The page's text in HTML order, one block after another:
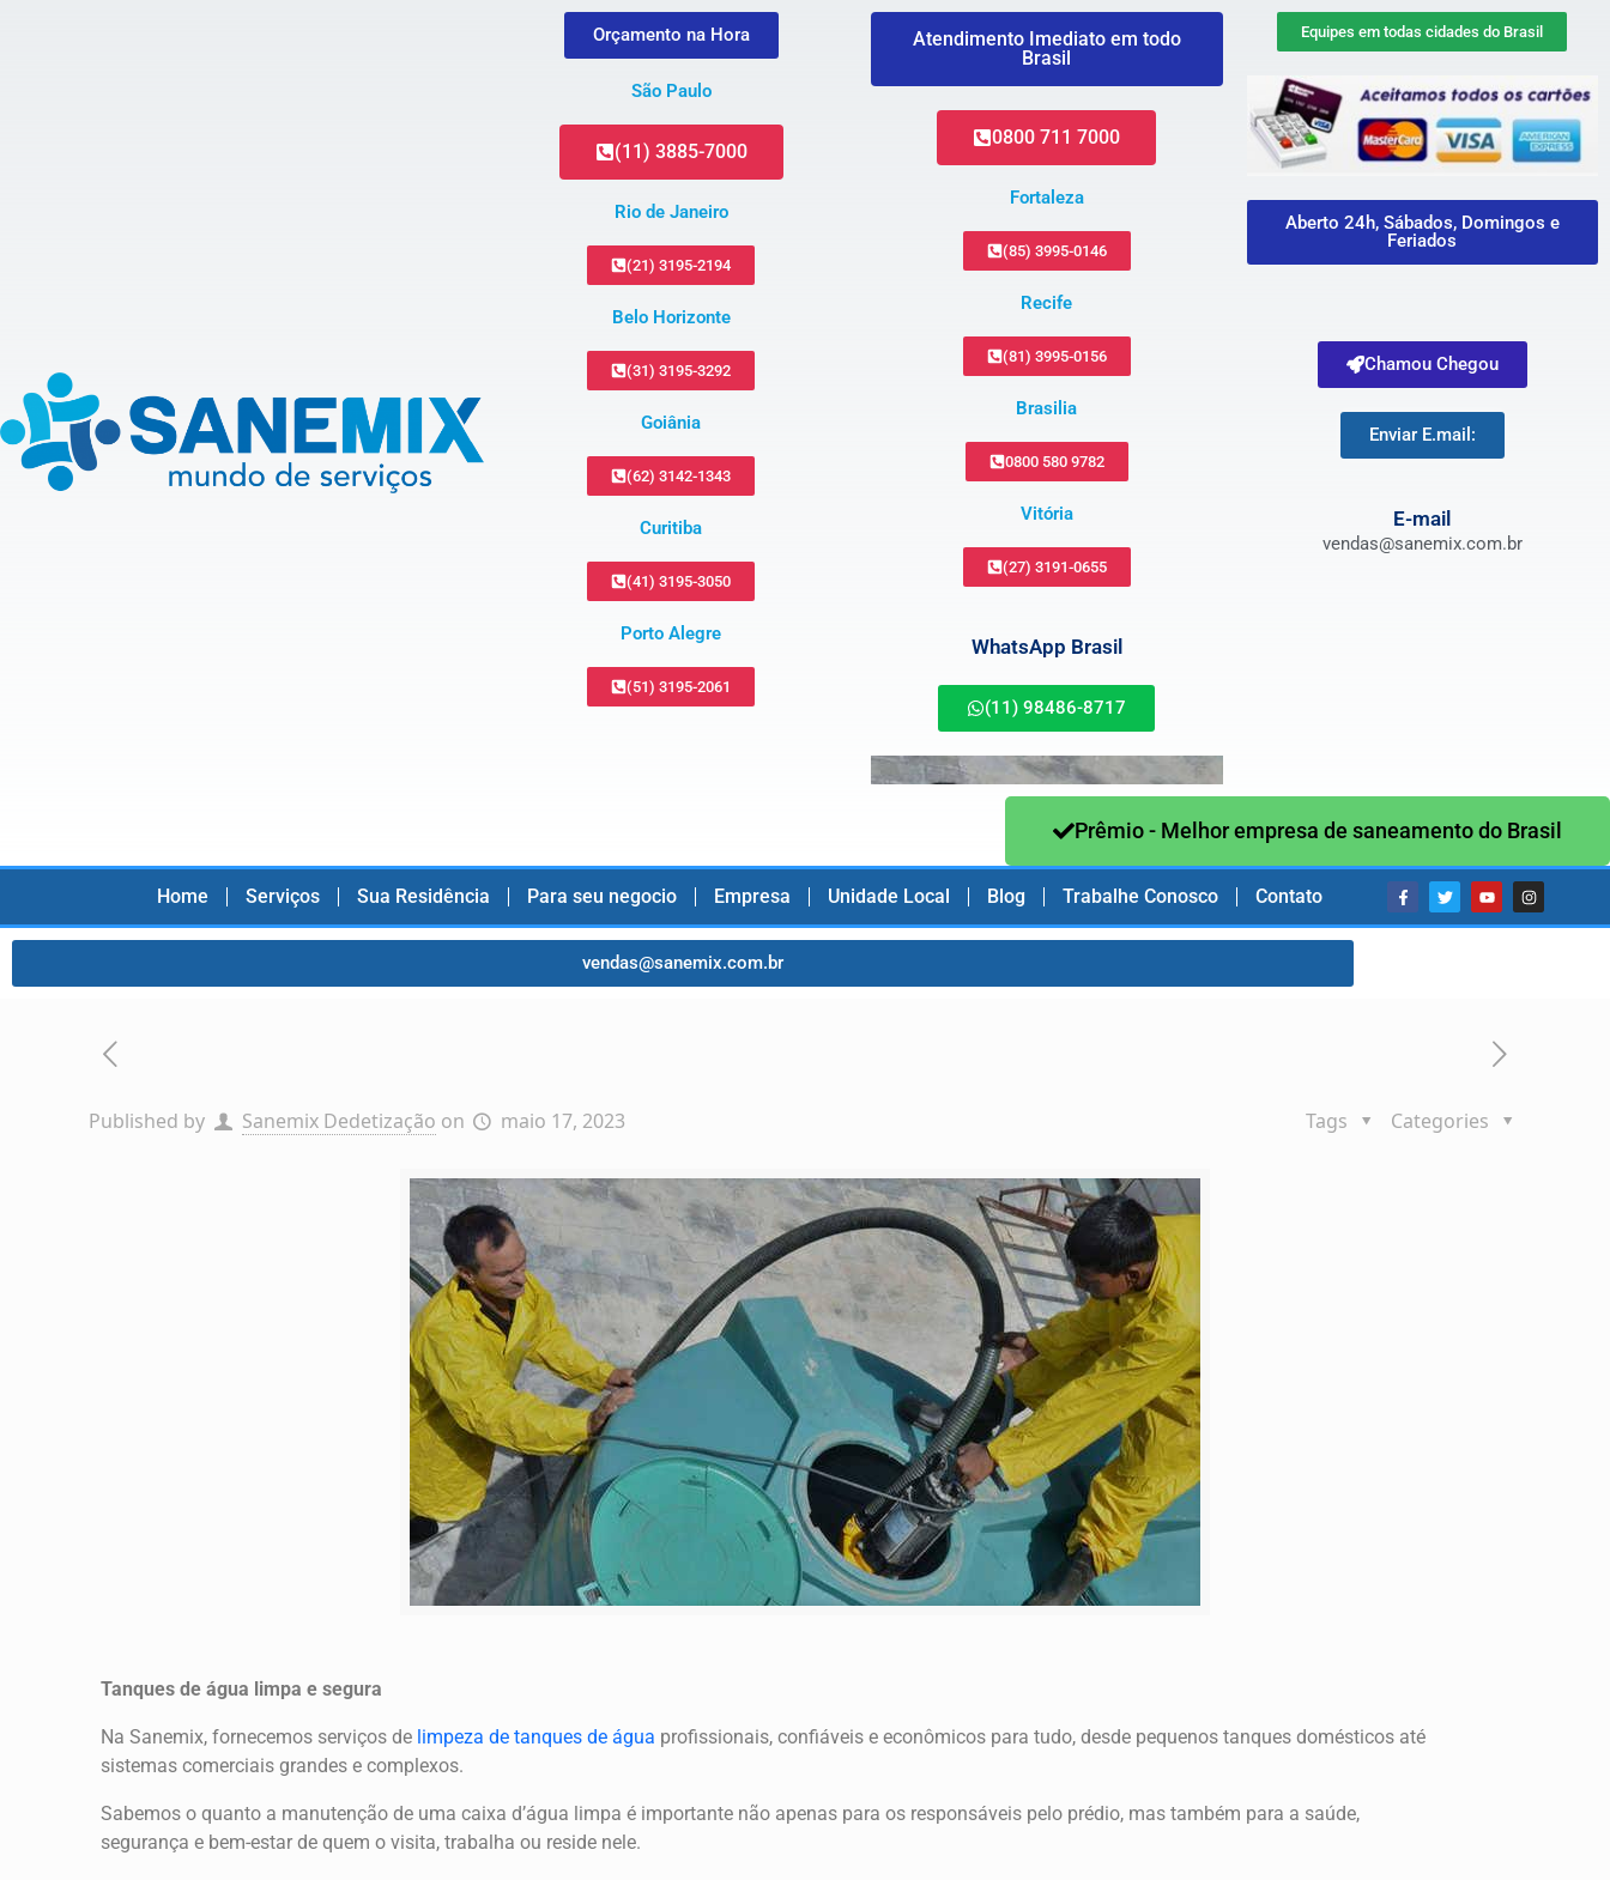
Orçamento na Hora
São Paulo
(11) 3885-7000
Rio de Janeiro
(21) 3195-2194
Belo Horizonte
(31) 3195-3292
Goiânia
(62) 3142-1343
Curitiba
(41) 3195-3050
Porto Alegre
(51) 3195-2061
Atendimento Imediato em todo
Brasil
0800 711 7000
Fortaleza
(85) 3995-0146
Recife
(81) 3995-0156
Brasilia
0800 580 9782
Vitória
(27) 3191-0655
WhatsApp Brasil
(11) 98486-8717
Equipes em todas cidades do Brasil
Aberto 24h, Sábados, Domingos e
Feriados
Chamou Chegou
Enviar E.mail:
E-mail
vendas@sanemix.com.br
Prêmio - Melhor empresa de saneamento do Brasil
Home Serviços Sua Residência Para seu negocio Empresa Unidade Local Blog Trabalhe Conosco Contato
vendas@sanemix.com.br
Published by Sanemix Dedetização on maio 17, 2023 Categories
Tags
Tanques de água limpa e segura
Na Sanemix, fornecemos serviços de limpeza de tanques de água profissionais, confiáveis ​​e econômicos para tudo, desde pequenos tanques domésticos até
sistemas comerciais grandes e complexos.
Sabemos o quanto a manutenção de uma caixa d’água limpa é importante não apenas para os responsáveis ​​pelo prédio, mas também para a saúde,
segurança e bem-estar de quem o visita, trabalha ou reside nele.